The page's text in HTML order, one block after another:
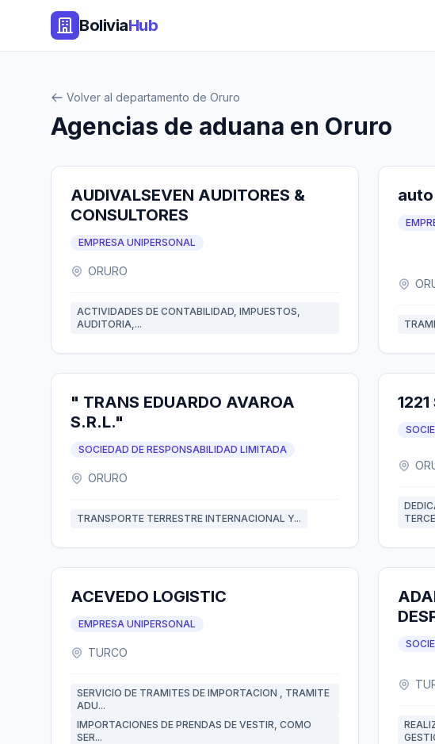
BoliviaHub
Volver al departamento de Oruro
Agencias de aduana en Oruro
AUDIVALSEVEN AUDITORES &
CONSULTORES
EMPRESA UNIPERSONAL
ORURO
ACTIVIDADES DE CONTABILIDAD, IMPUESTOS,
AUDITORIA,...
" TRANS EDUARDO AVAROA
S.R.L."
SOCIEDAD DE RESPONSABILIDAD LIMITADA
ORURO
TRANSPORTE TERRESTRE INTERNACIONAL Y...
ACEVEDO LOGISTIC
EMPRESA UNIPERSONAL
TURCO
SERVICIO DE TRAMITES DE IMPORTACION , TRAMITE
ADU...
IMPORTACIONES DE PRENDAS DE VESTIR, COMO
SER...